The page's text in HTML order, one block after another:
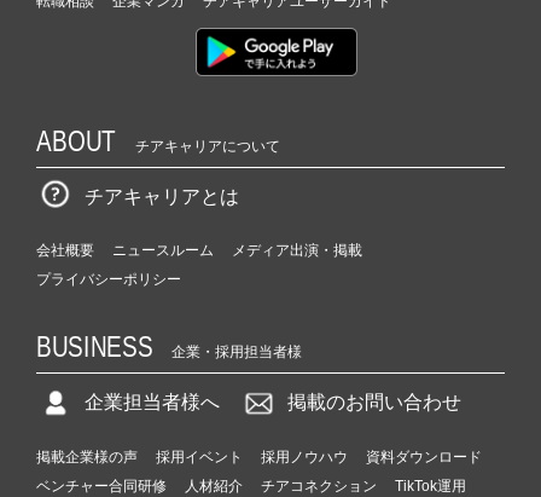
ABOUT チアキャリアについて
チアキャリアとは
会社概要 ニュースルーム
メディア出演・掲載
プライバシーポリシー
BUSINESS 企業・採用担当者様
企業担当者様へ 掲載のお問い合わせ
掲載企業様の声 採用イベント 採用ノウハウ
資料ダウンロード
ベンチャー合同研修
人材紹介 チアコネクション
TikTok運用